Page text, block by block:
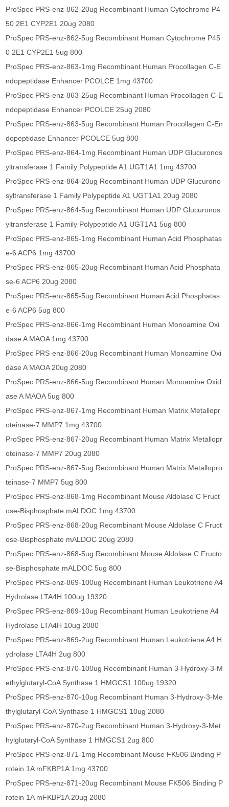
ProSpec PRS-enz-862-20ug Recombinant Human Cytochrome P4
50 2E1 CYP2E1 20ug 2080
ProSpec PRS-enz-862-5ug Recombinant Human Cytochrome P45
0 2E1 CYP2E1 5ug 800
ProSpec PRS-enz-863-1mg Recombinant Human Procollagen C-E
ndopeptidase Enhancer PCOLCE 1mg 43700
ProSpec PRS-enz-863-25ug Recombinant Human Procollagen C-E
ndopeptidase Enhancer PCOLCE 25ug 2080
ProSpec PRS-enz-863-5ug Recombinant Human Procollagen C-En
dopeptidase Enhancer PCOLCE 5ug 800
ProSpec PRS-enz-864-1mg Recombinant Human UDP Glucuronos
yltransferase 1 Family Polypeptide A1 UGT1A1 1mg 43700
ProSpec PRS-enz-864-20ug Recombinant Human UDP Glucurono
syltransferase 1 Family Polypeptide A1 UGT1A1 20ug 2080
ProSpec PRS-enz-864-5ug Recombinant Human UDP Glucuronos
yltransferase 1 Family Polypeptide A1 UGT1A1 5ug 800
ProSpec PRS-enz-865-1mg Recombinant Human Acid Phosphatas
e-6 ACP6 1mg 43700
ProSpec PRS-enz-865-20ug Recombinant Human Acid Phosphata
se-6 ACP6 20ug 2080
ProSpec PRS-enz-865-5ug Recombinant Human Acid Phosphatas
e-6 ACP6 5ug 800
ProSpec PRS-enz-866-1mg Recombinant Human Monoamine Oxi
dase A MAOA 1mg 43700
ProSpec PRS-enz-866-20ug Recombinant Human Monoamine Oxi
dase A MAOA 20ug 2080
ProSpec PRS-enz-866-5ug Recombinant Human Monoamine Oxid
ase A MAOA 5ug 800
ProSpec PRS-enz-867-1mg Recombinant Human Matrix Metallopr
oteinase-7 MMP7 1mg 43700
ProSpec PRS-enz-867-20ug Recombinant Human Matrix Metallopr
oteinase-7 MMP7 20ug 2080
ProSpec PRS-enz-867-5ug Recombinant Human Matrix Metallopro
teinase-7 MMP7 5ug 800
ProSpec PRS-enz-868-1mg Recombinant Mouse Aldolase C Fruct
ose-Bisphosphate mALDOC 1mg 43700
ProSpec PRS-enz-868-20ug Recombinant Mouse Aldolase C Fruct
ose-Bisphosphate mALDOC 20ug 2080
ProSpec PRS-enz-868-5ug Recombinant Mouse Aldolase C Fructo
se-Bisphosphate mALDOC 5ug 800
ProSpec PRS-enz-869-100ug Recombinant Human Leukotriene A4
Hydrolase LTA4H 100ug 19320
ProSpec PRS-enz-869-10ug Recombinant Human Leukotriene A4
Hydrolase LTA4H 10ug 2080
ProSpec PRS-enz-869-2ug Recombinant Human Leukotriene A4 H
ydrolase LTA4H 2ug 800
ProSpec PRS-enz-870-100ug Recombinant Human 3-Hydroxy-3-M
ethylglutaryl-CoA Synthase 1 HMGCS1 100ug 19320
ProSpec PRS-enz-870-10ug Recombinant Human 3-Hydroxy-3-Me
thylglutaryl-CoA Synthase 1 HMGCS1 10ug 2080
ProSpec PRS-enz-870-2ug Recombinant Human 3-Hydroxy-3-Met
hylglutaryl-CoA Synthase 1 HMGCS1 2ug 800
ProSpec PRS-enz-871-1mg Recombinant Mouse FK506 Binding P
rotein 1A mFKBP1A 1mg 43700
ProSpec PRS-enz-871-20ug Recombinant Mouse FK506 Binding P
rotein 1A mFKBP1A 20ug 2080